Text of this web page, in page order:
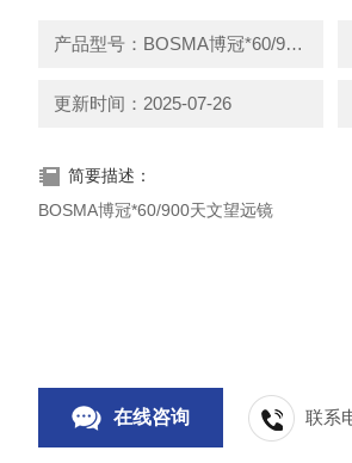
产品型号：BOSMA博冠*60/900天文望远镜
更新时间：2025-07-26
简要描述：
BOSMA博冠*60/900天文望远镜
在线咨询 联系